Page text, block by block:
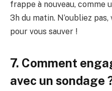
frappe à nouveau, comme
3h du matin. N’oubliez
pour vous sauver !
7. Comment
avec un sondage